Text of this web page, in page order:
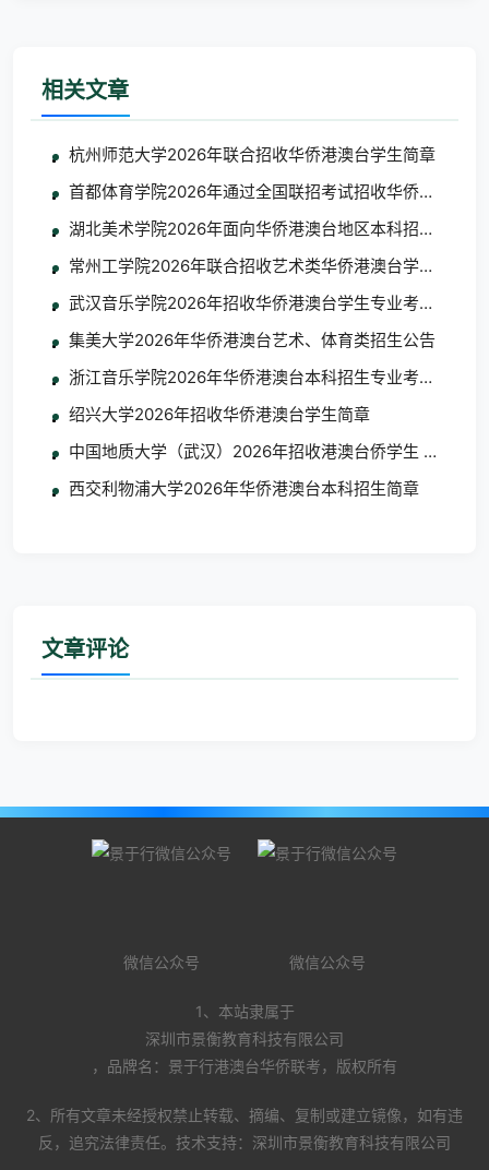
相关文章
杭州师范大学2026年联合招收华侨港澳台学生简章
首都体育学院2026年通过全国联招考试招收华侨港澳台学
湖北美术学院2026年面向华侨港澳台地区本科招生考试
常州工学院2026年联合招收艺术类华侨港澳台学生简章
武汉音乐学院2026年招收华侨港澳台学生专业考试考生须
集美大学2026年华侨港澳台艺术、体育类招生公告
浙江音乐学院2026年华侨港澳台本科招生专业考试合格
绍兴大学2026年招收华侨港澳台学生简章
中国地质大学（武汉）2026年招收港澳台侨学生 艺术类
西交利物浦大学2026年华侨港澳台本科招生简章
文章评论
微信公众号 微信公众号
1、本站隶属于
深圳市景衡教育科技有限公司
，品牌名：景于行港澳台华侨联考，版权所有
2、所有文章未经授权禁止转载、摘编、复制或建立镜像，如有违
反，追究法律责任。技术支持：深圳市景衡教育科技有限公司